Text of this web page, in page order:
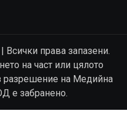
права запазени.
на част или цялото
разрешение на Медийна
е забранено.